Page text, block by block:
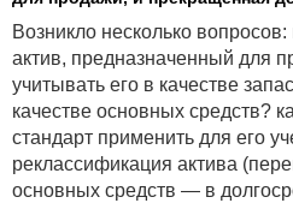
Возникло несколько
актив, предназначенный для
учитывать его в качестве
качестве основных средств?
стандарт применить для его
реклассификация актива
основных средств — в